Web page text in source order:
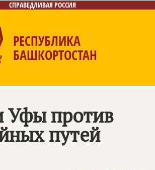
СПРАВЕДЛИВАЯ РОССИЯ
РЕСПУБЛИКА
БАШКОРТОСТАН
Контакты
Уфы против
путей